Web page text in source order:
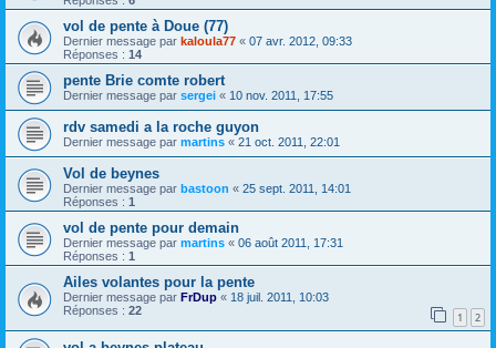
vol de pente à Doue (77)
Dernier message par kaloula77 « 07 avr. 2012, 09:33
Réponses : 14
pente Brie comte robert
Dernier message par sergei « 10 nov. 2011, 17:55
rdv samedi a la roche guyon
Dernier message par martins « 21 oct. 2011, 22:01
Vol de beynes
Dernier message par bastoon « 25 sept. 2011, 14:01
Réponses : 1
vol de pente pour demain
Dernier message par martins « 06 août 2011, 17:31
Réponses : 1
Ailes volantes pour la pente
Dernier message par FrDup « 18 juil. 2011, 10:03
Réponses : 22 1 2